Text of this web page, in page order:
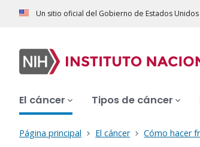
Un sitio oficial del Gobierno de Estados Unidos
El cáncer Tipos de cáncer
Página principal El cáncer Cómo hacer